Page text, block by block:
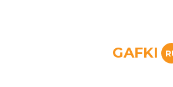
GAFKI